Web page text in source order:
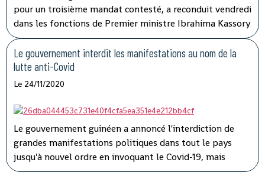
pour un troisième mandat contesté, a reconduit vendredi
dans les fonctions de Premier ministre Ibrahima Kassory
Fofana qui avait auparavant présenté la démission de
son gouvernement.
Le gouvernement interdit les manifestations au nom de la
lutte anti-Covid
Le 24/11/2020
Le gouvernement guinéen a annoncé l'interdiction de
grandes manifestations politiques dans tout le pays
jusqu'à nouvel ordre en invoquant le Covid-19, mais
l'opposition a dénoncé une instrumentalisation de la